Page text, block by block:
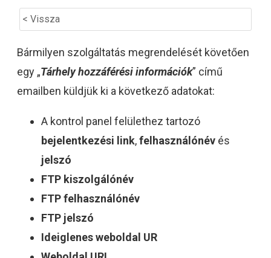
< Vissza
Bármilyen szolgáltatás megrendelését követően
egy „Tárhely hozzáférési információk” című
emailben küldjük ki a következő adatokat:
A kontrol panel felülethez tartozó
bejelentkezési link,felhasználónév és
jelszó
FTP kiszolgálónév
FTP felhasználónév
FTP jelszó
Ideiglenes weboldal UR